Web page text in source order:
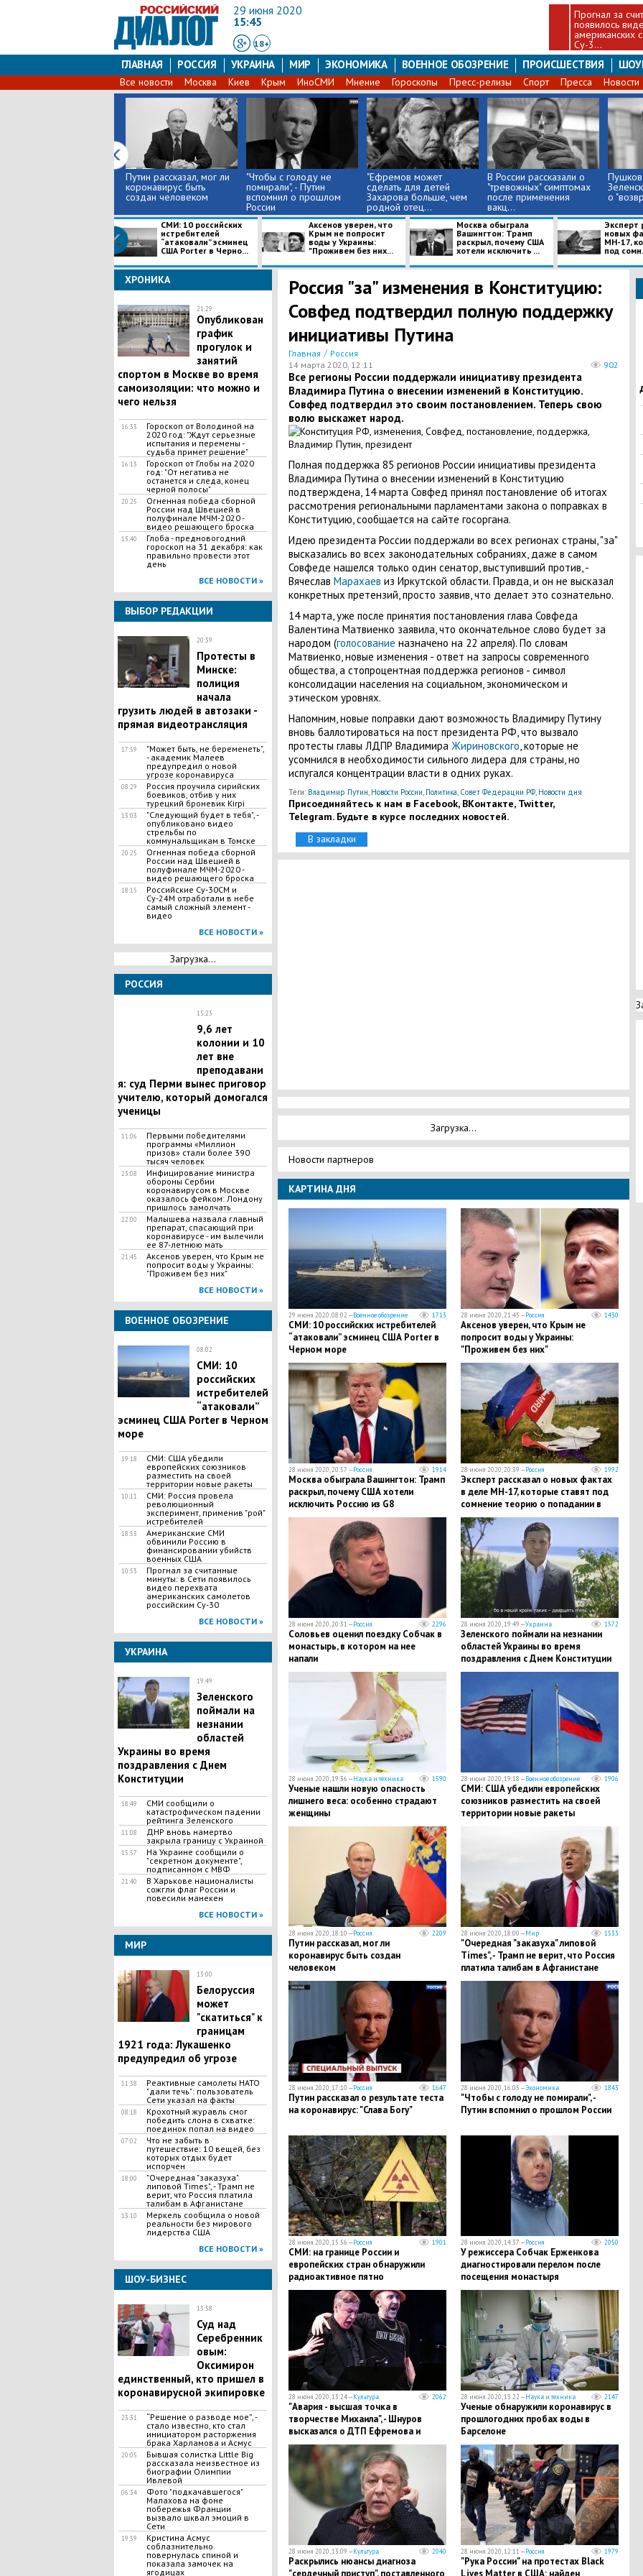
29 июня 2020
15:45
18+
Прогнал за
появилось
американских
Су-3...
ГЛАВНАЯ РОССИЯ УКРАИНА МИР ЭКОНОМИКА ВОЕННОЕ ОБОЗРЕНИЕ ПРОИСШЕСТВИЯ
Все новости Москва Киев Крым ИноСМИ Мнение Гороскопы Пресс-релизы Спорт Пресса Новости
Путин рассказал, мог ли
коронавирус быть
создан человеком
"Чтобы с голоду не
помирали", - Путин
вспомнил о прошлом
России
"Ефремов может
сделать для детей
Захарова больше, чем
родной отец...
В России рассказали о
"тревожных" симптомах
после применения
вакц...
Пушков
о
СМИ: 10 российских
истребителей
“атаковали” эсминец
США Porter в Черно...
Аксенов уверен, что
Крым не попросит
воды у Украины:
"Проживем без них...
Москва обыграла
Вашингтон: Трамп
раскрыл, почему США
хотели исключить ...
Эксперт
новых
МН-17,
под
ХРОНИКА
21:29
Опубликован
график
прогулок и
занятий
спортом в Москве во время
самоизоляции: что можно и
чего нельзя
16:33
Гороскоп от Володиной на
2020 год: "Ждут серьезные
испытания и перемены -
судьба примет решение"
16:13
Гороскоп от Глобы на 2020
год: "От негатива не
останется и следа, конец
черной полосы"
20:25
Огненная победа сборной
России над Швецией в
полуфинале МЧМ-2020 -
видео решающего броска
15:40
Глоба - предновогодний
гороскоп на 31 декабря: как
правильно провести этот
день
ВСЕ НОВОСТИ »
ВЫБОР РЕДАКЦИИ
20:39
Протесты в
Минске:
полиция
начала
грузить людей в автозаки -
прямая видеотрансляция
17:59
"Может быть, не беременеть",
- академик Малеев
предупредил о новой
угрозе коронавируса
08:29
Россия проучила сирийских
боевиков, отбив у них
турецкий броневик Kirpi
13:03
"Следующий будет в тебя", -
опубликовано видео
стрельбы по
коммунальщикам в Томске
20:25
Огненная победа сборной
России над Швецией в
полуфинале МЧМ-2020 -
видео решающего броска
18:15
Российские Су-30СМ и
Су-24М отработали в небе
самый сложный элемент -
видео
ВСЕ НОВОСТИ »
Загрузка...
РОССИЯ
15:23
​9,6 лет
колонии и 10
лет вне
преподавани
я: суд Перми вынес приговор
учителю, который домогался
ученицы
11:06
Первыми победителями
программы «Миллион
призов» стали более 390
тысяч человек
23:08
Инфицирование министра
обороны Сербии
коронавирусом в Москве
оказалось фейком: Лондону
пришлось замолчать
22:00
Малышева назвала главный
препарат, спасающий при
коронавирусе - им вылечили
ее 87-летнюю мать
21:45
Аксенов уверен, что Крым не
попросит воды у Украины:
"Проживем без них"
ВСЕ НОВОСТИ »
ВОЕННОЕ ОБОЗРЕНИЕ
08:02
СМИ: 10
российских
истребителей
“атаковали”
эсминец США Porter в Черном
море
19:18
СМИ: США убедили
европейских союзников
разместить на своей
территории новые ракеты
10:11
СМИ: Россия провела
революционный
эксперимент, применив "рой"
истребителей
18:53
Американские СМИ
обвинили Россию в
финансировании убийств
военных США
10:53
Прогнал за считанные
минуты: в Сети появилось
видео перехвата
американских самолетов
российским Су-30
ВСЕ НОВОСТИ »
УКРАИНА
19:49
Зеленского
поймали на
незнании
областей
Украины во время
поздравления с Днем
Конституции
18:49
СМИ сообщили о
катастрофическом падении
рейтинга Зеленского
11:08
ДНР вновь намертво
закрыла границу с Украиной
15:57
На Украине сообщили о
"секретном документе",
подписанном с МВФ
21:40
В Харькове националисты
сожгли флаг России и
повесили манекен
ВСЕ НОВОСТИ »
МИР
13:00
​Белоруссия
может
"скатиться" к
границам
1921 года: Лукашенко
предупредил об угрозе
11:38
​Реактивные самолеты НАТО
"дали течь": пользователь
Сети указал на факты
08:18
Крохотный журавль смог
победить слона в схватке:
поединок попал на видео
07:02
Что не забыть в
путешествие: 10 вещей, без
которых отдых будет
испорчен
18:00
"Очередная "заказуха"
липовой Times", - Трамп не
верит, что Россия платила
талибам в Афганистане
13:10
Меркель сообщила о новой
реальности без мирового
лидерства США
ВСЕ НОВОСТИ »
ШОУ-БИЗНЕС
13:58
​Суд над
Серебренник
овым:
Оксимирон
единственный, кто пришел в
коронавирусной экипировке
23:31
“Решение о разводе мое”, -
стало известно, кто стал
инициатором расторжения
брака Харламова и Асмус
20:05
​Бывшая солистка Little Big
рассказала неизвестное из
биографии Олимпии
Ивлевой
06:34
Фото "подкачавшегося"
Малахова на фоне
побережья Франции
вызвало шквал эмоций в
Сети
19:59
Кристина Асмус
соблазнительно
повернулась спиной и
показала замочек на
ягодицах
Россия "за" изменения в Конституцию:
Совфед подтвердил полную поддержку
инициативы Путина
Главная / Россия
14 марта 2020, 12:11
902
Все регионы России поддержали инициативу президента
Владимира Путина о внесении изменений в Конституцию.
Совфед подтвердил это своим постановлением. Теперь свою
волю выскажет народ.
Полная поддержка 85 регионов России инициативы президента
Владимира Путина о внесении изменений в Конституцию
подтверждена, 14 марта Совфед принял постановление об итогах
рассмотрения региональными парламентами закона о поправках в
Конституцию, сообщается на сайте госоргана.
Идею президента России поддержали во всех регионах страны, "за"
высказались во всех законодательных собраниях, даже в самом
Совфеде нашелся только один сенатор, выступивший против, -
Вячеслав Марахаев из Иркутской области. Правда, и он не высказал
конкретных претензий, просто заявив, что делает это сознательно.
14 марта, уже после принятия постановления глава Совфеда
Валентина Матвиенко заявила, что окончательное слово будет за
народом (голосование назначено на 22 апреля). По словам
Матвиенко, новые изменения - ответ на запросы современного
общества, а стопроцентная поддержка регионов - символ
консолидации населения на социальном, экономическом и
этическом уровнях.
Напомним, новые поправки дают возможность Владимиру Путину
вновь баллотироваться на пост президента РФ, что вызвало
протесты главы ЛДПР Владимира Жириновского, которые не
усомнился в необходимости сильного лидера для страны, но
испугался концентрации власти в одних руках.
Теги: Владимир Путин, Новости России, Политика, Совет Федерации РФ, Новости дня
Присоединяйтесь к нам в Facebook, ВКонтакте, Twitter,
Telegram. Будьте в курсе последних новостей.
В закладки
Загрузка...
Новости партнеров
КАРТИНА ДНЯ
29 июня 2020, 08:02 —Военное обозрение 1713
СМИ: 10 российских истребителей
“атаковали” эсминец США Porter в
Черном море
28 июня 2020, 21:45 —Россия 1430
Аксенов уверен, что Крым не
попросит воды у Украины:
"Проживем без них"
28 июня 2020, 20:57 —Россия 1914
Москва обыграла Вашингтон: Трамп
раскрыл, почему США хотели
исключить Россию из G8
28 июня 2020, 20:39 —Россия 1992
Эксперт рассказал о новых фактах
в деле МН-17, которые ставят под
сомнение теорию о попадании в
самолет ракеты
28 июня 2020, 20:31 —Россия 2296
Соловьев оценил поездку Собчак в
монастырь, в котором на нее
напали
28 июня 2020, 19:49 —Украина 1572
Зеленского поймали на незнании
областей Украины во время
поздравления с Днем Конституции
28 июня 2020, 19:36 —Наука и техника 1590
Ученые нашли новую опасность
лишнего веса: особенно страдают
женщины
28 июня 2020, 19:18 —Военное обозрение 1906
СМИ: США убедили европейских
союзников разместить на своей
территории новые ракеты
28 июня 2020, 18:10 —Россия 2209
Путин рассказал, мог ли
коронавирус быть создан
человеком
28 июня 2020, 18:00 —Мир 1533
"Очередная "заказуха" липовой
Times", - Трамп не верит, что Россия
платила талибам в Афганистане
28 июня 2020, 17:10 —Россия 1647
Путин рассказал о результате теста
на коронавирус: "Слава Богу"
28 июня 2020, 16:05 —Экономика 1843
"Чтобы с голоду не помирали", -
Путин вспомнил о прошлом России
28 июня 2020, 15:56 —Россия 1901
СМИ: на границе России и
европейских стран обнаружили
радиоактивное пятно
28 июня 2020, 14:37 —Россия 2050
У режиссера Собчак Ерженкова
диагностировали перелом после
посещения монастыря
28 июня 2020, 13:24 —Культура 2062
"Авария - высшая точка в
творчестве Михаила", - Шнуров
высказался о ДТП Ефремова и
смерти Тропицель
28 июня 2020, 13:22 —Наука и техника 2147
Ученые обнаружили коронавирус в
прошлогодних пробах воды в
Барселоне
28 июня 2020, 13:09 —Культура 2040
Раскрылись нюансы диагноза
"сердечный приступ", поставленного
28 июня 2020, 12:11 —Россия 1979
"Рука России" на протестах Black
Lives Matter в США: найден